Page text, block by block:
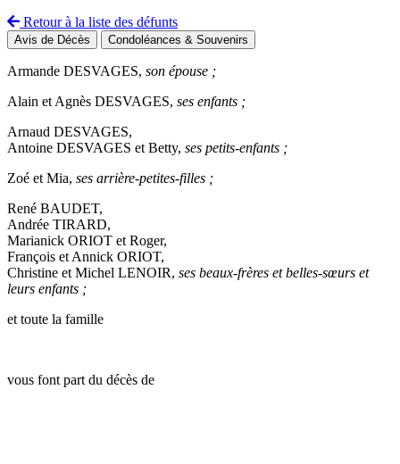
Retour à la liste des défunts
Avis de Décès Condoléances & Souvenirs
Armande DESVAGES, son épouse ;
Alain et Agnès DESVAGES, ses enfants ;
Arnaud DESVAGES,
Antoine DESVAGES et Betty, ses petits-enfants ;
Zoé et Mia, ses arrière-petites-filles ;
René BAUDET,
Andrée TIRARD,
Marianick ORIOT et Roger,
François et Annick ORIOT,
Christine et Michel LENOIR, ses beaux-frères et belles-sœurs et
leurs enfants ;
et toute la famille
vous font part du décès de